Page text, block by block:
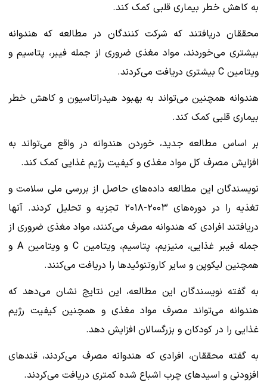
به کاهش خطر بیماری قلبی کمک کند.
محققان دریافتند که شرکت کنندگان در مطالعه که هندوانه
بیشتری می‌خوردند، مواد مغذی ضروری از جمله فیبر، پتاسیم و
ویتامین C بیشتری دریافت می‌کردند.
هندوانه همچنین می‌تواند به بهبود هیدراتاسیون و کاهش خطر
بیماری قلبی کمک کند.
بر اساس مطالعه جدید، خوردن هندوانه در واقع می‌تواند به
افزایش مصرف کل مواد مغذی و کیفیت رژیم غذایی کمک کند.
نویسندگان این مطالعه داده‌های حاصل از بررسی ملی سلامت و
تغذیه را در دوره‌های ۲۰۰۳-۲۰۱۸ تجزیه و تحلیل کردند. آنها
دریافتند افرادی که هندوانه مصرف می‌کنند، مواد مغذی ضروری از
جمله فیبر غذایی، منیزیم، پتاسیم، ویتامین C و ویتامین A و
همچنین لیکوپن و سایر کاروتنوئیدها را دریافت می‌کنند.
به گفته نویسندگان این مطالعه، این نتایج نشان می‌دهد که
هندوانه می‌تواند مصرف مواد مغذی و همچنین کیفیت رژیم
غذایی را در کودکان و بزرگسالان افزایش دهد.
به گفته محققان، افرادی که هندوانه مصرف می‌کردند، قندهای
افزودنی و اسیدهای چرب اشباع شده کمتری دریافت می‌کردند.